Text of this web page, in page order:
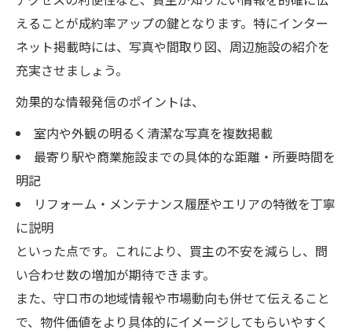
えることが成約率アップの鍵となります。特にインター
ネット掲載時には、写真や間取り図、周辺施設の紹介を
充実させましょう。
効果的な情報発信のポイントは、
室内や外観の明るく清潔な写真を複数掲載
最寄り駅や商業施設までの具体的な距離・所要時間を
明記
リフォーム・メンテナンス履歴やエリアの特徴を丁寧
に説明
といった点です。これにより、買主の不安を減らし、問
い合わせ数の増加が期待できます。
また、守口市の地域情報や市場動向も併せて伝えること
で、物件価値をより具体的にイメージしてもらいやすく